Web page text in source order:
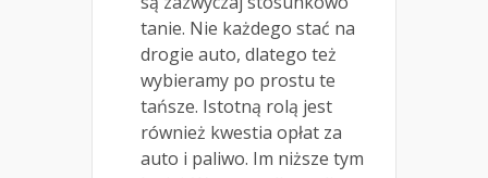
tanie. Nie każdego stać na
drogie auto, dlatego też
wybieramy po prostu te
tańsze. Istotną rolą jest
również kwestia opłat za
auto i paliwo. Im niższe tym